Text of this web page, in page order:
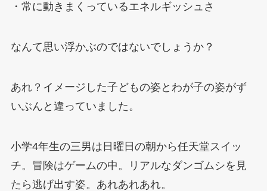
・常に動きまくっているエネルギッシュさ
なんて思い浮かぶのではないでしょうか？
あれ？イメージした子どもの姿とわが子の姿がず
いぶんと違っていました。
小学4年生の三男は日曜日の朝から任天堂スイッ
チ。冒険はゲームの中。リアルなダンゴムシを見
たら逃げ出す姿。あれあれあれ。